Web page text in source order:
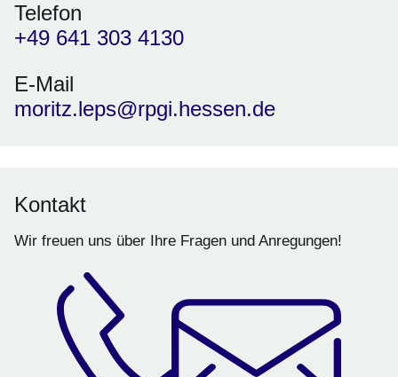
Telefon
+49 641 303 4130
E-Mail
moritz.leps@rpgi.hessen.de
Kontakt
Wir freuen uns über Ihre Fragen und Anregungen!